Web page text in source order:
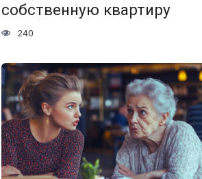
собственную квартиру
240